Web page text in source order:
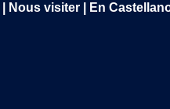
Nous visiter En